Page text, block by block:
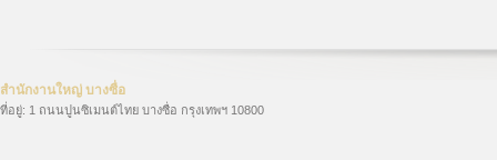
สำนักงานใหญ่ บางซื่อ
ที่อยู่: 1 ถนนปูนซิเมนต์ไทย บางซื่อ กรุงเทพฯ 10800